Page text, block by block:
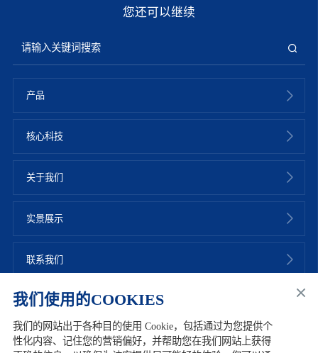
您还可以继续
产品
核心科技
关于我们
实景展示
联系我们
我们使用的COOKIES
我们的网站出于各种目的使用 Cookie，包括通过为您提供个
性化内容、记住您的营销偏好，并帮助您在我们网站上获得